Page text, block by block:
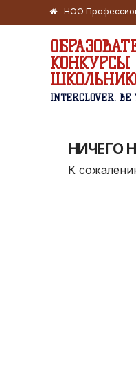
НОО
INTERCLOVER. BE
НИЧЕГО
К